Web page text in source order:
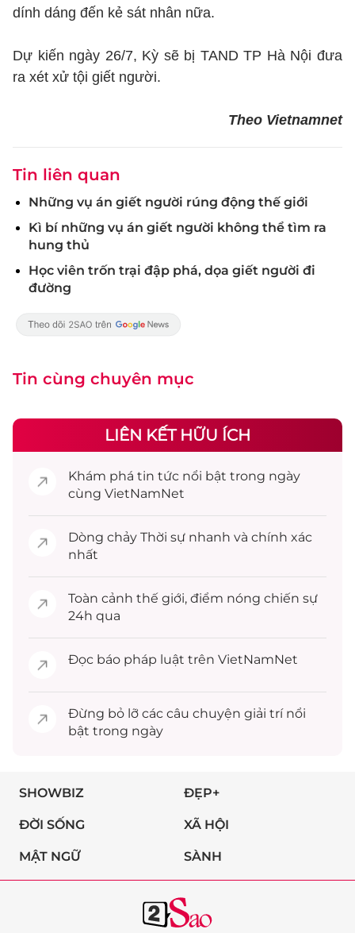
dính dáng đến kẻ sát nhân nữa.
Dự kiến ngày 26/7, Kỳ sẽ bị TAND TP Hà Nội đưa
ra xét xử tội giết người.
Theo Vietnamnet
Tin liên quan
Những vụ án giết người rúng động thế giới
Kì bí những vụ án giết người không thể tìm ra
hung thủ
Học viên trốn trại đập phá, dọa giết người đi
đường
Tin cùng chuyên mục
LIÊN KẾT HỮU ÍCH
Khám phá tin tức nổi bật trong ngày
cùng VietNamNet
Dòng chảy Thời sự nhanh và chính xác
nhất
Toàn cảnh thế giới, điểm nóng chiến sự
24h qua
Đọc báo pháp luật trên VietNamNet
Đừng bỏ lỡ các câu chuyện giải trínổi
bật trong ngày
SHOWBIZ ĐẸP+
ĐỜI SỐNG XÃ HỘI
MẬT NGỮ SÀNH